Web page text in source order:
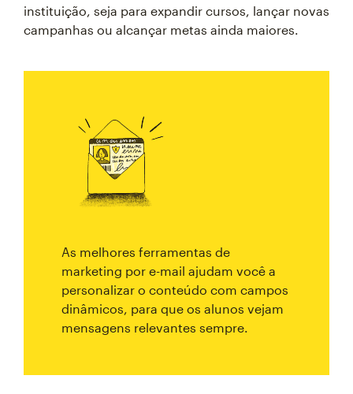
instituição, seja para expandir cursos, lançar novas
campanhas ou alcançar metas ainda maiores.
As melhores ferramentas de
marketing por e-mail ajudam você a
personalizar o conteúdo com campos
dinâmicos, para que os alunos vejam
mensagens relevantes sempre.